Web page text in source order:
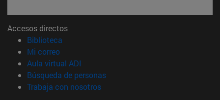
Accesos directos
Biblioteca
Mi correo(abre en nueva ventana)
Aula virtual ADI
Búsqueda de personas(abre en nueva ventana)
Trabaja con nosotros(abre en nueva ventana)